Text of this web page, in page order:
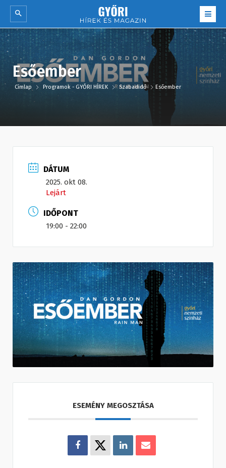
Esőember
Címlap Programok - GYŐRI HÍREK Szabadidő Esőember
DÁTUM
2025. okt 08.
Lejárt
IDŐPONT
19:00 - 22:00
ESEMÉNY MEGOSZTÁSA